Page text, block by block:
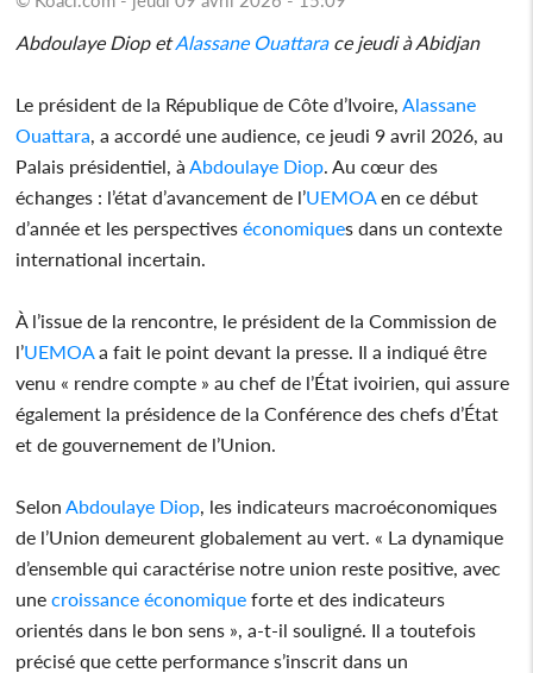
Abdoulaye Diop etAlassane Ouattarace jeudi à Abidjan
Le président de la République de Côte d’Ivoire, Alassane
Ouattara , a accordé une audience, ce jeudi 9 avril 2026, au
Palais présidentiel, à Abdoulaye Diop . Au cœur des
échanges : l’état d’avancement de l’UEMOA en ce début
d’année et les perspectives économiques dans un contexte
international incertain.
À l’issue de la rencontre, le président de la Commission de
l’UEMOA a fait le point devant la presse. Il a indiqué être
venu « rendre compte » au chef de l’État ivoirien, qui assure
également la présidence de la Conférence des chefs d’État
et de gouvernement de l’Union.
Selon Abdoulaye Diop , les indicateurs macroéconomiques
de l’Union demeurent globalement au vert. « La dynamique
d’ensemble qui caractérise notre union reste positive, avec
une croissance économique forte et des indicateurs
orientés dans le bon sens », a-t-il souligné. Il a toutefois
précisé que cette performance s’inscrit dans un